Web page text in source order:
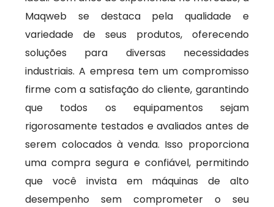
Maqweb se destaca pela qualidade e
variedade de seus produtos, oferecendo
soluções para diversas necessidades
industriais. A empresa tem um compromisso
firme com a satisfação do cliente, garantindo
que todos os equipamentos sejam
rigorosamente testados e avaliados antes de
serem colocados à venda. Isso proporciona
uma compra segura e confiável, permitindo
que você invista em máquinas de alto
desempenho sem comprometer o seu